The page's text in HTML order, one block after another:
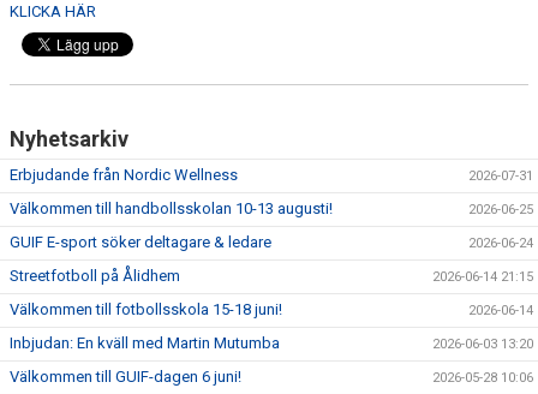
KLICKA HÄR
Nyhetsarkiv
Erbjudande från Nordic Wellness 2026-07-31
Välkommen till handbollsskolan 10-13 augusti! 2026-06-25
GUIF E-sport söker deltagare & ledare 2026-06-24
Streetfotboll på Ålidhem 2026-06-14 21:15
Välkommen till fotbollsskola 15-18 juni! 2026-06-14
Inbjudan: En kväll med Martin Mutumba 2026-06-03 13:20
Välkommen till GUIF-dagen 6 juni! 2026-05-28 10:06